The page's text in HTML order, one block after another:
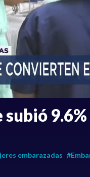
embarazadas